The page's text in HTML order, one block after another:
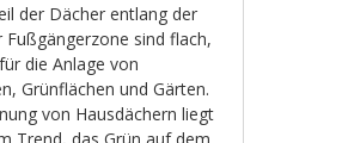
der Dächer entlang der
Fußgängerzone sind flach,
die Anlage von
Grünflächen und Gärten.
von Hausdächern liegt
Trend, das Grün auf dem